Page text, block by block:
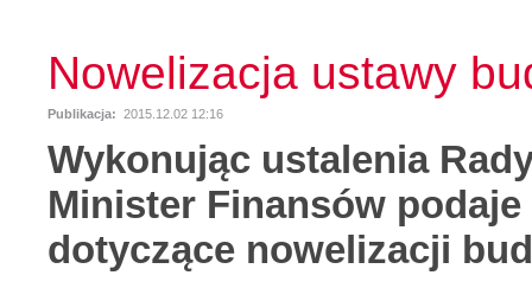
Nowelizacja ustawy
Publikacja: 2015.12.02 12:16
Wykonując ustalenia
Minister Finansów
dotyczące nowelizacji